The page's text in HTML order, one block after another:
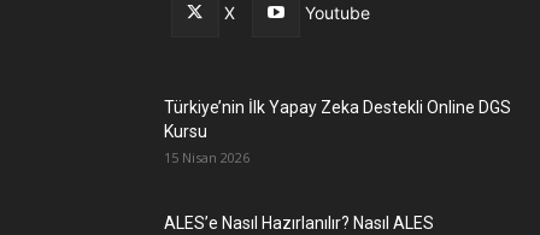
X Youtube
Türkiye’nin İlk Yapay Zeka Destekli Online DGS
Kursu
15 Nisan 2026
ALES’e Nasıl Hazırlanılır? Nasıl ALES